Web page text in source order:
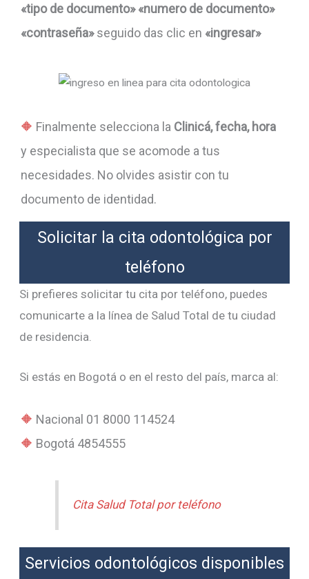
«tipo de documento» «numero de documento»
«contraseña»seguido das clic en «ingresar»
Finalmente selecciona la Clinicá, fecha, hora
y especialista que se acomode a tus
necesidades. No olvides asistir con tu
documento de identidad.
Solicitar la cita odontológica por
teléfono
Si prefieres solicitar tu cita por teléfono, puedes
comunicarte a la línea de Salud Total de tu ciudad
de residencia.
Si estás en Bogotá o en el resto del país, marca al:
Nacional 01 8000 114524
Bogotá 4854555
Cita Salud Total por teléfono
Servicios odontológicos disponibles